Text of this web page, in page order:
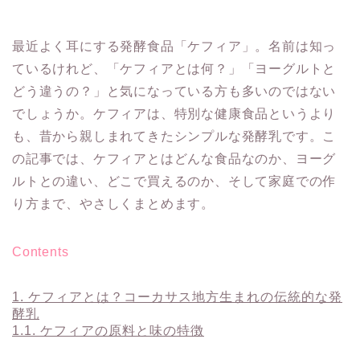
最近よく耳にする発酵食品「ケフィア」。名前は知っ
ているけれど、「ケフィアとは何？」「ヨーグルトと
どう違うの？」と気になっている方も多いのではない
でしょうか。ケフィアは、特別な健康食品というより
も、昔から親しまれてきたシンプルな発酵乳です。こ
の記事では、ケフィアとはどんな食品なのか、ヨーグ
ルトとの違い、どこで買えるのか、そして家庭での作
り方まで、やさしくまとめます。
Contents
1. ケフィアとは？コーカサス地方生まれの伝統的な発
酵乳
1.1. ケフィアの原料と味の特徴